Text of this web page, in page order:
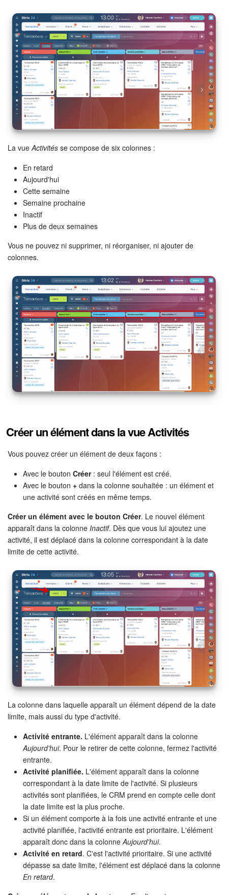
Sites
Boutique en ligne
Gestion des stocks
Messagerie web
CRM
CoPilot - IA dans Bitrix24
Signature électronique
Signature électronique pour les RH
Analytique
BI Builder
Automatisation
Processus d’entreprise
Espace des ventes
CRM + Boutique en ligne
Entreprise
Market (Applications)
Centre de contact
Téléphonie
Paramètres
Bitrix24 Messenger
Questions générales
On-Premise de Bitrix24
COMPTE GRATUIT
CONNEXION
La vue Activités se compose de six colonnes :
En retard
Aujourd'hui
Cette semaine
Semaine prochaine
Inactif
Plus de deux semaines
Vous ne pouvez ni supprimer, ni réorganiser, ni ajouter de
colonnes.
Créer un élément dans la vue Activités
Vous pouvez créer un élément de deux façons :
Avec le bouton Créer: seul l'élément est créé.
Avec le bouton + dans la colonne souhaitée : un élément et
une activité sont créés en même temps.
Créer un élément avec le bouton Créer. Le nouvel élément
apparaît dans la colonne Inactif. Dès que vous lui ajoutez une
activité, il est déplacé dans la colonne correspondant à la date
limite de cette activité.
La colonne dans laquelle apparaît un élément dépend de la date
limite, mais aussi du type d'activité.
Activité entrante. L'élément apparaît dans la colonne
Aujourd'hui. Pour le retirer de cette colonne, fermez l'activité
entrante.
Activité planifiée. L'élément apparaît dans la colonne
correspondant à la date limite de l'activité. Si plusieurs
activités sont planifiées, le CRM prend en compte celle dont
la date limite est la plus proche.
Si un élément comporte à la fois une activité entrante et une
activité planifiée, l'activité entrante est prioritaire. L'élément
apparaît donc dans la colonne Aujourd'hui.
Activité en retard. C'est l'activité prioritaire. Si une activité
dépasse sa date limite, l'élément est déplacé dans la colonne
En retard.